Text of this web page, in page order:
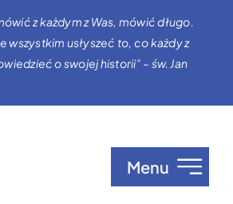
z każdym z Was, mówić długo.
wszystkim usłyszeć to, co każdy z
o swojej historii” – św. Jan
Menu